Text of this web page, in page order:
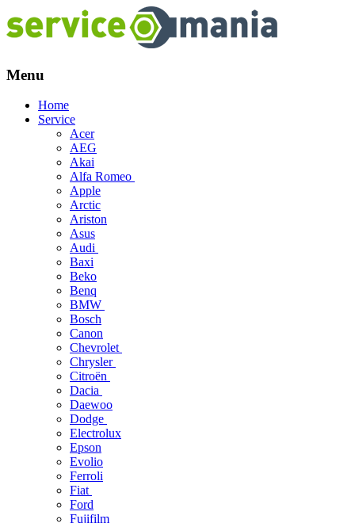
Menu
Skip
Home
Service
Acer
AEG
Akai
Alfa Romeo
Apple
Arctic
Ariston
Asus
Audi
Baxi
Beko
Benq
BMW
Bosch
Canon
Chevrolet
Chrysler
Citroën
Dacia
Daewoo
Dodge
Electrolux
Epson
Evolio
Ferroli
Fiat
Ford
Fujifilm